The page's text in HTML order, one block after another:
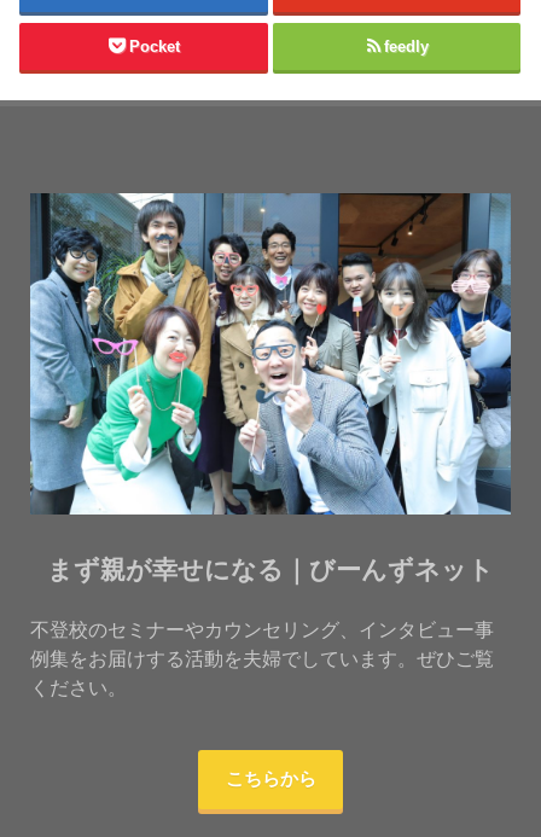
Pocket feedly
まず親が幸せになる｜びーんずネット
不登校のセミナーやカウンセリング、インタビュー事
例集をお届けする活動を夫婦でしています。ぜひご覧
ください。
こちらから